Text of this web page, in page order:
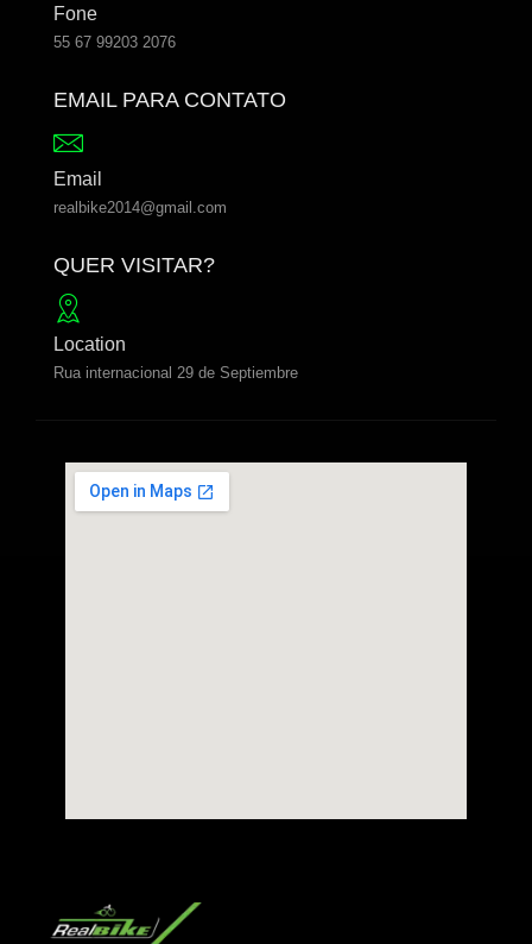
Fone
55 67 99203 2076
EMAIL PARA CONTATO
Email
realbike2014@gmail.com
QUER VISITAR?
Location
Rua internacional 29 de Septiembre